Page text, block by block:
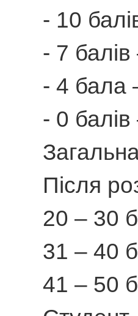
- 10
- 7
- 4 бала
- 0
Після
20 – 30
31 – 40
41 – 50